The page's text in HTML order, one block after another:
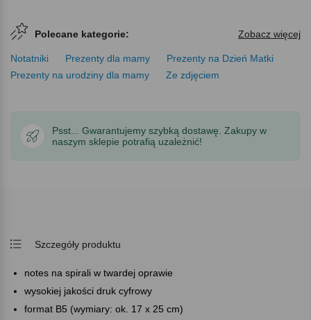
Polecane kategorie: Zobacz więcej
Notatniki Prezenty dla mamy
Prezenty na Dzień Matki
Prezenty na urodziny dla mamy
Ze zdjęciem
Psst... Gwarantujemy szybką dostawę. Zakupy w
naszym sklepie potrafią uzależnić!
Szczegóły produktu
notes na spirali w twardej oprawie
wysokiej jakości druk cyfrowy
format B5 (wymiary: ok. 17 x 25 cm)